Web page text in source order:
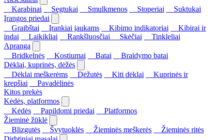
Karabinai
Segtukai Smulkmenos Stoperiai
Suktukai
Įrangos priedai
Graibštai
Įrankiai jaukams Kibimo indikatoriai
Kibirai ir
indai
Laikikliai Rankšluosčiai Skėčiai
Tinkleliai
Apranga
Bridkelnės
Kostiumai Batai
Braidymo batai
Dėklai, kuprinės, dėžės
Dėklai meškerėms
Dėžutės Kiti dėklai
Kuprinės ir
krepšiai
Pavadėlinės
Kitos prekės
Kėdės, platformos
Kėdės
Papildomi priedai
Platformos
Žieminė žūklė
Blizgutės
Švytuoklės Žieminės meškerės
Žieminės ritės